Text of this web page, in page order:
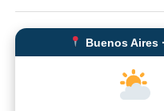
Buenos Aires